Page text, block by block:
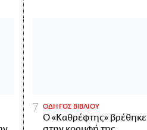
ΟΔΗΓΟΣ ΒΙΒΛΙΟΥ
Ο «Καθρέφτης» βρέθηκε